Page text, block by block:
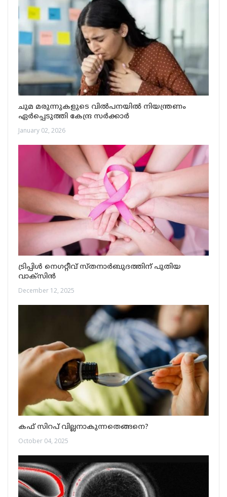
ചുമ മരുന്നുകളുടെ വിൽപനയിൽ നിയന്ത്രണം
ഏർപ്പെടുത്തി കേന്ദ്ര സർക്കാർ
January 02, 2026
ട്രിപ്പിൾ നെഗറ്റീവ് സ്തനാർബുദത്തിന് പുതിയ
വാക്സിൻ
December 12, 2025
കഫ് സിറപ് വില്ലനാകുന്നതെങ്ങനെ?
October 04, 2025